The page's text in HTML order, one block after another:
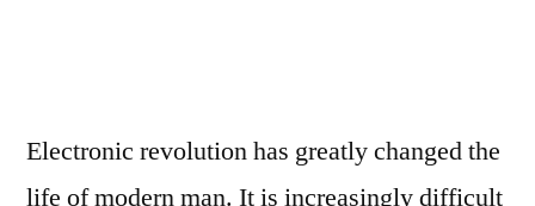
Electronic revolution has greatly changed the
life of modern man. It is increasingly difficult